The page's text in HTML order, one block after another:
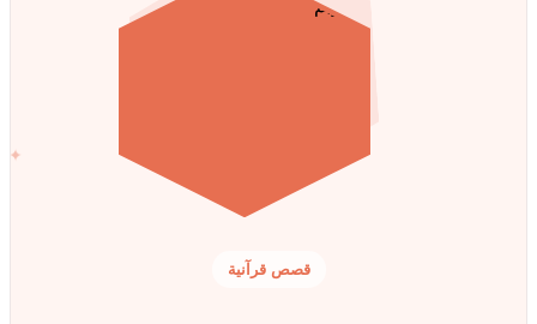
✦
قصص قرآنية